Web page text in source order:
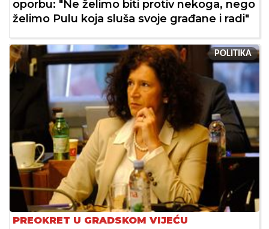
oporbu: "Ne želimo biti protiv nekoga, nego
želimo Pulu koja sluša svoje građane i radi"
POLITIKA
PREOKRET U GRADSKOM VIJEĆU